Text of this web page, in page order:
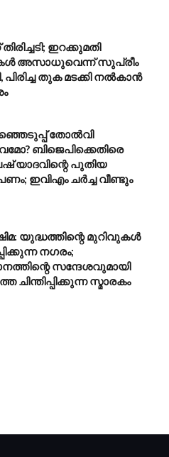
ഇറക്കുമതി
അസാധുവെന്ന് സുപ്രീം
പിരിച്ച തുക മടക്കി നൽകാൻ
തോൽവി
ബിജെപിക്കെതിരെ
യാദവിന്റെ പുതിയ
ഇവിഎം ചർച്ച വീണ്ടും
യുദ്ധത്തിന്റെ മുറിവുകൾ
നഗരം;
സന്ദേശവുമായി
ചിന്തിപ്പിക്കുന്ന സ്മാരകം